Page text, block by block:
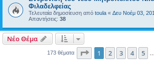
Φιλαδελφείας
Τελευταία δημοσίευση από toula « Δευ Νοέμ 03,
Απαντήσεις: 38
Νέο Θέμα
173 θέματα Σελίδα από7
1 2 3 4 5